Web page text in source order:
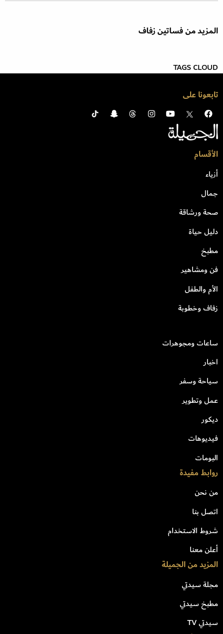
المزيد من فساتين زفاف
TAGS CLOUD
تابعونا على
الأقسام
أزياء
جمال
صحة ورشاقة
دليل حياة
مطبخ
فن ومشاهير
الأم والطفل
زفاف وخطوبة
ساعات ومجوهرات
اخبار
سياحة وسفر
عمل وتطوير
ديكور
فيديوهات
البومات
روابط مفيدة
من نحن
اتصل بنا
شروط الاستخدام
أعلن معنا
المزيد من الجميلة
مجلة سيدتي
مطبخ سيدتي
سيدتي TV